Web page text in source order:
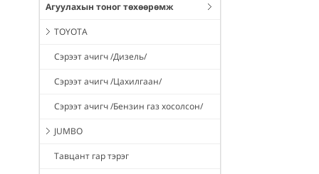
Агуулахын тоног төхөөрөмж
TOYOTA
Сэрээт ачигч /Дизель/
Сэрээт ачигч /Цахилгаан/
Сэрээт ачигч /Бензин газ хосолсон/
JUMBO
Тавцант гар тэрэг